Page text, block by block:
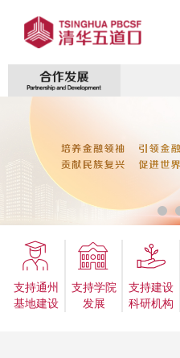
支持通州
基地建设
支持学院
发展
支持建设
科研机构